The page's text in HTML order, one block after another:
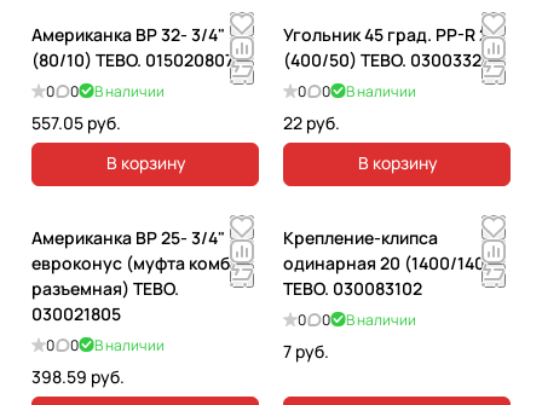
Американка ВР 32- 3/4"
(80/10) TEBO. 015020807
0 0 В наличии
557.05 руб.
В корзину
Угольник 45 град. PP-R 25
(400/50) TEBO. 030033203
0 0 В наличии
22 руб.
В корзину
Американка ВР 25- 3/4"
евроконус (муфта комб.
разъемная) TEBO.
030021805
0 0 В наличии
398.59 руб.
Крепление-клипса
одинарная 20 (1400/140)
TEBO. 030083102
0 0 В наличии
7 руб.